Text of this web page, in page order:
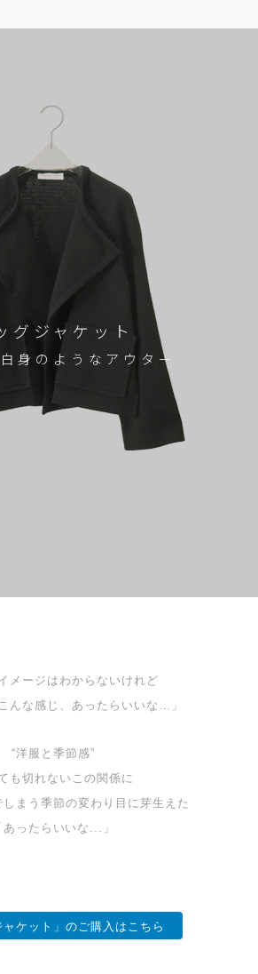
グジャケット
身のようなアウター
メージはわからないけれど
んな感じ、あったらいいな…」
“洋服と季節感”
も切れないこの関係に
まう季節の変わり目に芽生えた
あったらいいな...」
ャケット」のご購入はこちら